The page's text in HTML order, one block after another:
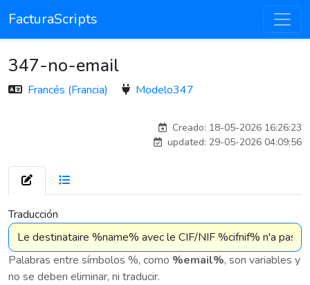
FacturaScripts
347-no-email
Francés (Francia) Modelo347
Creado: 18-05-2026 16:26:23
updated: 29-05-2026 04:09:56
Traducción
Palabras entre símbolos %, como %email%, son variables y
no se deben eliminar, ni traducir.